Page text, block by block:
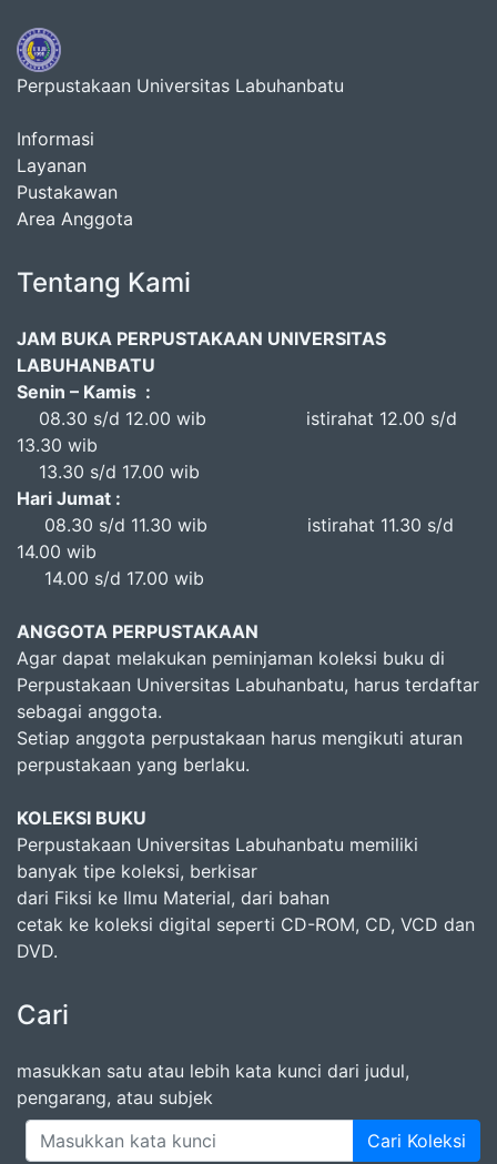
Perpustakaan Universitas Labuhanbatu
Informasi
Layanan
Pustakawan
Area Anggota
Tentang Kami
JAM BUKA PERPUSTAKAAN UNIVERSITAS
LABUHANBATU
Senin – Kamis :
08.30 s/d 12.00 wib istirahat 12.00 s/d
13.30 wib
13.30 s/d 17.00 wib
Hari Jumat :
08.30 s/d 11.30 wib istirahat 11.30 s/d
14.00 wib
14.00 s/d 17.00 wib
ANGGOTA PERPUSTAKAAN
Agar dapat melakukan peminjaman koleksi buku di
Perpustakaan Universitas Labuhanbatu, harus terdaftar
sebagai anggota.
Setiap anggota perpustakaan harus mengikuti aturan
perpustakaan yang berlaku.
KOLEKSI BUKU
Perpustakaan Universitas Labuhanbatu memiliki
banyak tipe koleksi, berkisar
dari Fiksi ke Ilmu Material, dari bahan
cetak ke koleksi digital seperti CD-ROM, CD, VCD dan
DVD.
Cari
masukkan satu atau lebih kata kunci dari judul,
pengarang, atau subjek
Cari Koleksi